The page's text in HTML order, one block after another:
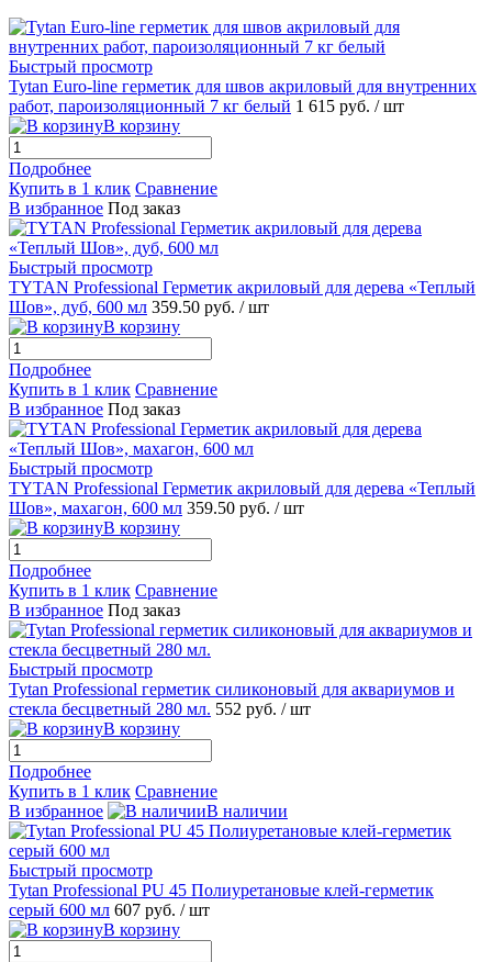
Быстрый просмотр
Tytan Euro-line герметик для швов акриловый для внутренних
работ, пароизоляционный 7 кг белый 1 615 руб. / шт
В корзину
Подробнее
Купить в 1 клик Сравнение
В избранное Под заказ
Быстрый просмотр
TYTAN Professional Герметик акриловый для дерева «Теплый
Шов», дуб, 600 мл 359.50 руб. / шт
В корзину
Подробнее
Купить в 1 клик Сравнение
В избранное Под заказ
Быстрый просмотр
TYTAN Professional Герметик акриловый для дерева «Теплый
Шов», махагон, 600 мл 359.50 руб. / шт
В корзину
Подробнее
Купить в 1 клик Сравнение
В избранное Под заказ
Быстрый просмотр
Tytan Professional герметик силиконовый для аквариумов и
стекла бесцветный 280 мл. 552 руб. / шт
В корзину
Подробнее
Купить в 1 клик Сравнение
В избранное
В наличии
Быстрый просмотр
Tytan Professional PU 45 Полиуретановые клей-герметик
серый 600 мл 607 руб. / шт
В корзину